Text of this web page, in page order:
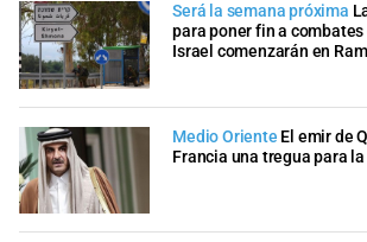
Será la semana próxima
para poner fin a
Israel comenzarán en
Medio Oriente El emir de
Francia una tregua para